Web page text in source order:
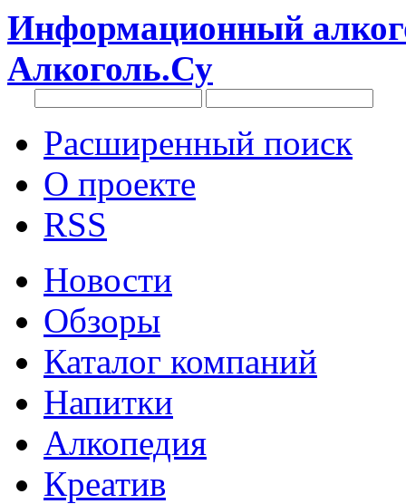
Информационный
Алкоголь.Су
Расширенный поиск
О проекте
RSS
Новости
Обзоры
Каталог компаний
Напитки
Алкопедия
Креатив